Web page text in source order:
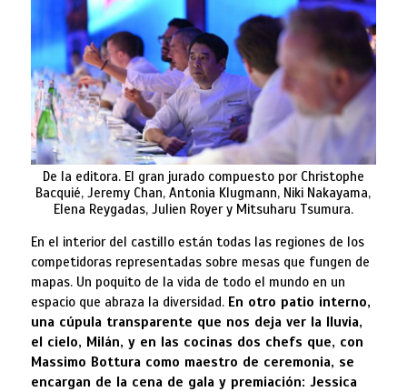
De la editora. El gran jurado compuesto por Christophe
Bacquié, Jeremy Chan, Antonia Klugmann, Niki Nakayama,
Elena Reygadas, Julien Royer y Mitsuharu Tsumura.
En el interior del castillo están todas las regiones de los
competidoras representadas sobre mesas que fungen de
mapas. Un poquito de la vida de todo el mundo en un
espacio que abraza la diversidad. En otro patio interno,
una cúpula transparente que nos deja ver la lluvia,
el cielo, Milán, y en las cocinas dos chefs que, con
Massimo Bottura como maestro de ceremonia, se
encargan de la cena de gala y premiación: Jessica